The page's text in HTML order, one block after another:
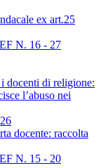
ex art.25
N. 16 - 27
docenti di religione:
l’abuso nei
docente: raccolta
N. 15 - 20